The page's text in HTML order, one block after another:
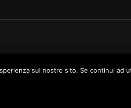
sul nostro sito. Se continui ad